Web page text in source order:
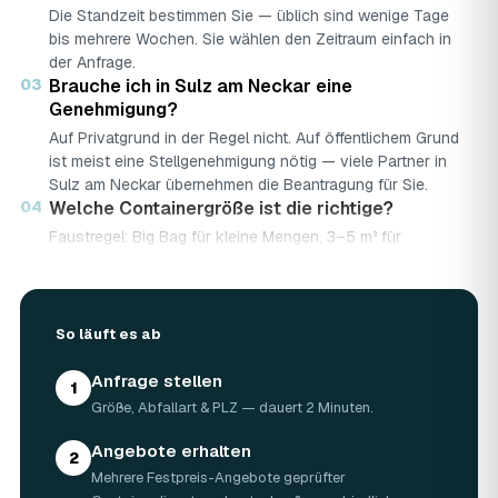
Die Standzeit bestimmen Sie — üblich sind wenige Tage
bis mehrere Wochen. Sie wählen den Zeitraum einfach in
der Anfrage.
03 Brauche ich in Sulz am Neckar eine
Genehmigung?
Auf Privatgrund in der Regel nicht. Auf öffentlichem Grund
ist meist eine Stellgenehmigung nötig — viele Partner in
Sulz am Neckar übernehmen die Beantragung für Sie.
04 Welche Containergröße ist die richtige?
Faustregel: Big Bag für kleine Mengen, 3–5 m³ für
05
Abfallarten werden getrennt gesammelt (Bauschutt,
gesonderte Annahme.
Was kostet ein Container in Sulz am Neckar?
5 m³ ca. 180–500 €, 7 m³ ca. 280–900 €, 10 m³ ca.
300–1.100 € — abhängig von Abfallart, Region und
So läuft es ab
1 Anfrage stellen
Größe, Abfallart & PLZ — dauert 2 Minuten.
2 Angebote erhalten
Mehrere Festpreis-Angebote geprüfter